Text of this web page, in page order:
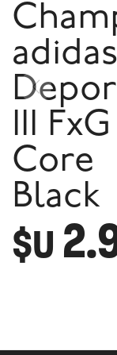
adidas
III
Core
Black
$U